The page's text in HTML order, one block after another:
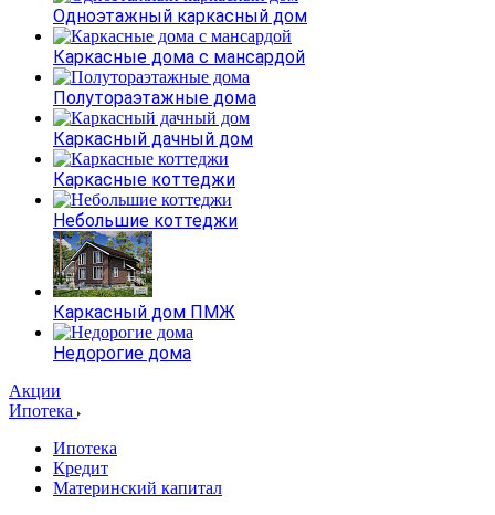
Одноэтажный каркасный дом
Каркасные дома с мансардой
Полутораэтажные дома
Каркасный дачный дом
Каркасные коттеджи
Небольшие коттеджи
Каркасный дом ПМЖ
Недорогие дома
Акции
Ипотека
Ипотека
Кредит
Материнский капитал